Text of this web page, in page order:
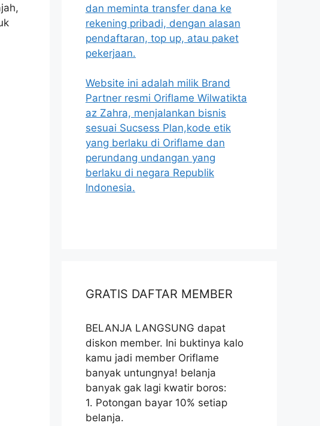
dan meminta transfer dana ke
rekening pribadi, dengan alasan
pendaftaran, top up, atau paket
pekerjaan.
Website ini adalah milik Brand
Partner resmi Oriflame Wilwatikta
az Zahra, menjalankan bisnis
sesuai Sucsess Plan,kode etik
yang berlaku di Oriflame dan
perundang undangan yang
berlaku di negara Republik
Indonesia.
GRATIS DAFTAR MEMBER
BELANJA LANGSUNG dapat
diskon member. Ini buktinya kalo
kamu jadi member Oriflame
banyak untungnya! belanja
banyak gak lagi kwatir boros:
1. Potongan bayar 10% setiap
belanja.